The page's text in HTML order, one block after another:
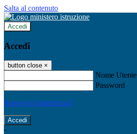
Salta al contenuto
Accedi
Accedi
button close ×
Nome Utente
Password
Password dimenticata?
-